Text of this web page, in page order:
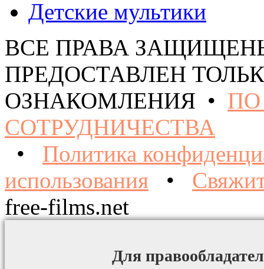
Детские мультики
ВСЕ ПРАВА
ПРЕДОСТАВЛЕН
ОЗНАКОМЛЕНИЯ •
СОТРУДНИЧЕСТВА
• Политика
использования •
free-films.net
Для